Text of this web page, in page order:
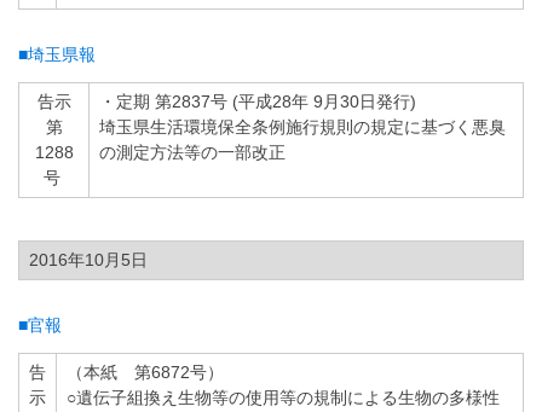
■埼玉県報
告示
第
1288
号
・定期 第2837号 (平成28年 9月30日発行)
埼玉県生活環境保全条例施行規則の規定に基づく悪臭
の測定方法等の一部改正
2016年10月5日
■官報
告
示
（本紙 第6872号）
○遺伝子組換え生物等の使用等の規制による生物の多様性